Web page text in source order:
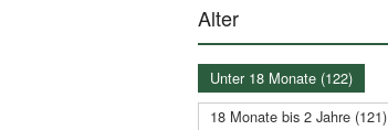
Alter
Unter 18 Monate (122)
18 Monate bis 2 Jahre (121)